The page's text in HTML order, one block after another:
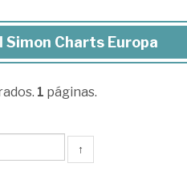
Charts Europa
1 páginas.
↑